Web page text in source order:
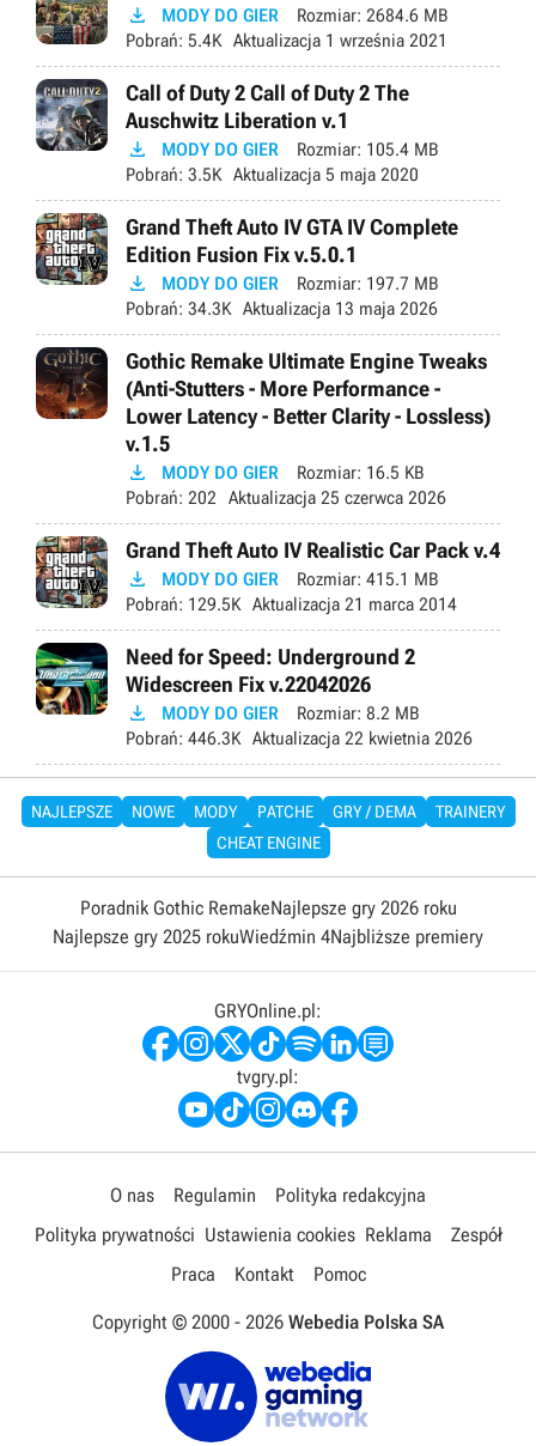
 MODY DO GIER Rozmiar: 2684.6 MB
Pobrań: 5.4K Aktualizacja 1 września 2021
Call of Duty 2 Call of Duty 2 The
Auschwitz Liberation v.1
 MODY DO GIER Rozmiar: 105.4 MB
Pobrań: 3.5K Aktualizacja 5 maja 2020
Grand Theft Auto IV GTA IV Complete
Edition Fusion Fix v.5.0.1
 MODY DO GIER Rozmiar: 197.7 MB
Pobrań: 34.3K Aktualizacja 13 maja 2026
Gothic Remake Ultimate Engine Tweaks
(Anti-Stutters - More Performance -
Lower Latency - Better Clarity - Lossless)
v.1.5
 MODY DO GIER Rozmiar: 16.5 KB
Pobrań: 202 Aktualizacja 25 czerwca 2026
Grand Theft Auto IV Realistic Car Pack v.4
 MODY DO GIER Rozmiar: 415.1 MB
Pobrań: 129.5K Aktualizacja 21 marca 2014
Need for Speed: Underground 2
Widescreen Fix v.22042026
 MODY DO GIER Rozmiar: 8.2 MB
Pobrań: 446.3K Aktualizacja 22 kwietnia 2026
NAJLEPSZE NOWE MODY PATCHE GRY / DEMA
TRAINERY
CHEAT ENGINE
Poradnik Gothic RemakeNajlepsze gry 2026 roku
Najlepsze gry 2025 rokuWiedźmin 4Najbliższe premiery
GRYOnline.pl:
tvgry.pl:
O nas Regulamin
Polityka redakcyjna
Polityka prywatności Ustawienia cookies Reklama
Zespół
Praca
Kontakt Pomoc
Copyright © 2000 - 2026 Webedia Polska SA